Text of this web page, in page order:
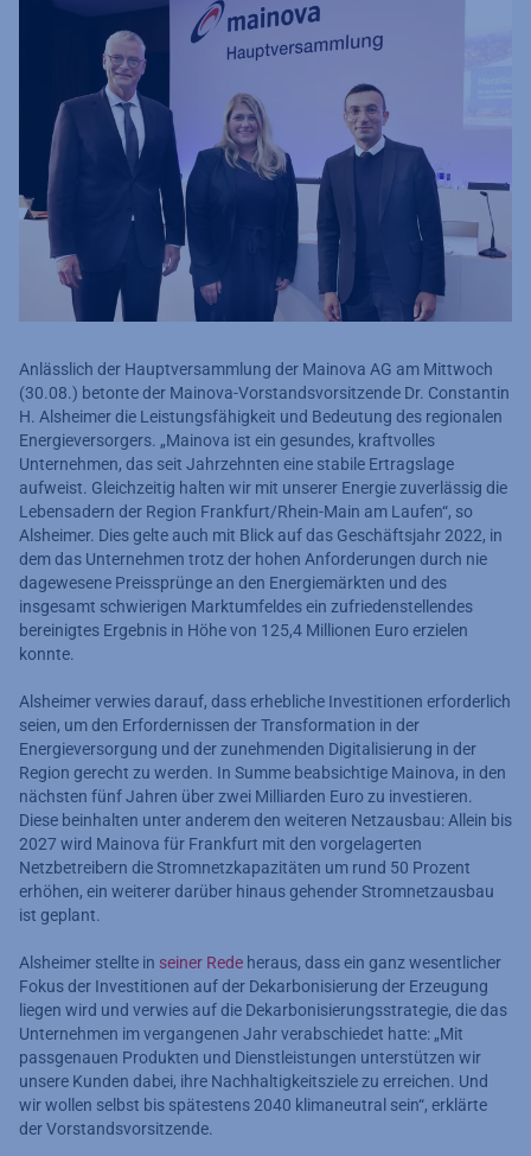
Anlässlich der Hauptversammlung der Mainova AG am Mittwoch
(30.08.) betonte der Mainova-Vorstandsvorsitzende Dr. Constantin
H. Alsheimer die Leistungsfähigkeit und Bedeutung des regionalen
Energieversorgers. „Mainova ist ein gesundes, kraftvolles
Unternehmen, das seit Jahrzehnten eine stabile Ertragslage
aufweist. Gleichzeitig halten wir mit unserer Energie zuverlässig die
Lebensadern der Region Frankfurt/Rhein-Main am Laufen“, so
Alsheimer. Dies gelte auch mit Blick auf das Geschäftsjahr 2022, in
dem das Unternehmen trotz der hohen Anforderungen durch nie
dagewesene Preissprünge an den Energiemärkten und des
insgesamt schwierigen Marktumfeldes ein zufriedenstellendes
bereinigtes Ergebnis in Höhe von 125,4 Millionen Euro erzielen
konnte.
Alsheimer verwies darauf, dass erhebliche Investitionen erforderlich
seien, um den Erfordernissen der Transformation in der
Energieversorgung und der zunehmenden Digitalisierung in der
Region gerecht zu werden. In Summe beabsichtige Mainova, in den
nächsten fünf Jahren über zwei Milliarden Euro zu investieren.
Diese beinhalten unter anderem den weiteren Netzausbau: Allein bis
2027 wird Mainova für Frankfurt mit den vorgelagerten
Netzbetreibern die Stromnetzkapazitäten um rund 50 Prozent
erhöhen, ein weiterer darüber hinaus gehender Stromnetzausbau
ist geplant.
Alsheimer stellte in seiner Rede heraus, dass ein ganz wesentlicher
Fokus der Investitionen auf der Dekarbonisierung der Erzeugung
liegen wird und verwies auf die Dekarbonisierungsstrategie, die das
Unternehmen im vergangenen Jahr verabschiedet hatte: „Mit
passgenauen Produkten und Dienstleistungen unterstützen wir
unsere Kunden dabei, ihre Nachhaltigkeitsziele zu erreichen. Und
wir wollen selbst bis spätestens 2040 klimaneutral sein“, erklärte
der Vorstandsvorsitzende.